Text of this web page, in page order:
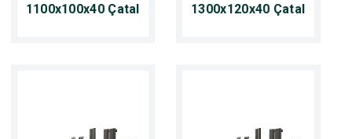
1100x100x40 Çatal
1300x120x40 Çatal